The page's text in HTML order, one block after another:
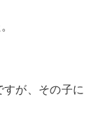
が、その子に